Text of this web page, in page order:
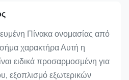
Πίνακα ονομασίας από
σήμα χαρακτήρα Αυτή η
ειδικά προσαρμοσμένη για
εξοπλισμό εξωτερικών